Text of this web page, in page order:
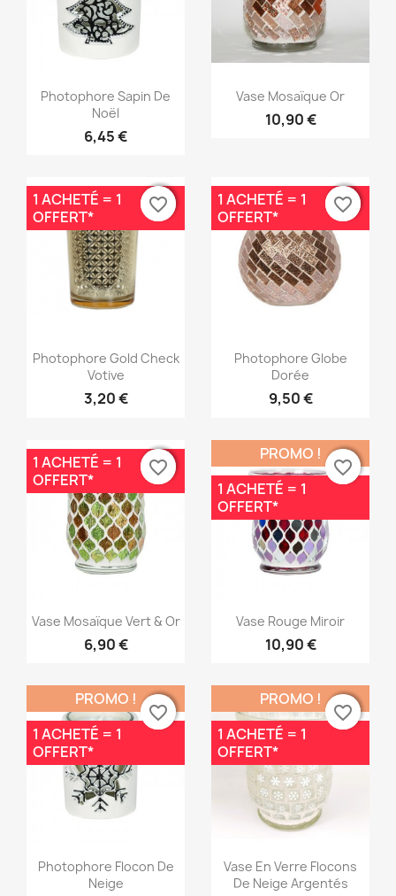
Aperçu rapide
Photophore Sapin De
Noël
6,45 €
Aperçu rapide
Vase Mosaïque Or
10,90 €
Aperçu rapide
Photophore Gold Check
Votive
3,20 €
1 ACHETÉ = 1
OFFERT*
favorite_border
favorite_border
Aperçu rapide
Photophore Globe
Dorée
9,50 €
1 ACHETÉ = 1
OFFERT*
favorite_border
favorite_border
Aperçu rapide
Vase Mosaïque Vert & Or
6,90 €
1 ACHETÉ = 1
OFFERT*
favorite_border
favorite_border
Aperçu rapide
Vase Rouge Miroir
10,90 €
PROMO !
1 ACHETÉ = 1
OFFERT*
favorite_border
favorite_border
Aperçu rapide
Photophore Flocon De
Neige
PROMO !
1 ACHETÉ = 1
OFFERT*
favorite_border
favorite_border
Aperçu rapide
Vase En Verre Flocons
De Neige Argentés
PROMO !
1 ACHETÉ = 1
OFFERT*
favorite_border
favorite_border